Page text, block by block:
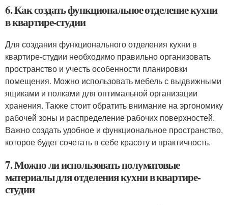
6. Как создать функциональное отделение кухни
в квартире-студии
Для создания функционального отделения кухни в
квартире-студии необходимо правильно организовать
пространство и учесть особенности планировки
помещения. Можно использовать мебель с выдвижными
ящиками и полками для оптимальной организации
хранения. Также стоит обратить внимание на эргономику
рабочей зоны и распределение рабочих поверхностей.
Важно создать удобное и функциональное пространство,
которое будет сочетать в себе красоту и практичность.
7. Можно ли использовать полуматовые
материалы для отделения кухни в квартире-
студии